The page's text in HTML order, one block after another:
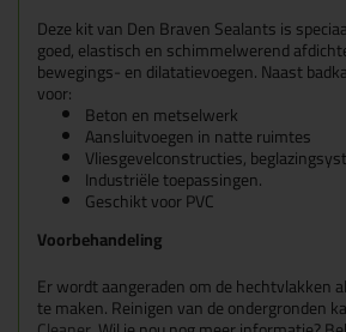
Deze kit van Den Braven Sealants is
goed, elastisch en schimmelwerend
bewegings- en dilatatievoegen. Naast
voor:
Beton en metselwerk
Aansluitvoegen in natte ruimtes
Vliesgevelconstructies,
Industriële toepassingen.
Geschikt voor PVC
Voorbehandeling
Er wordt aangeraden om de hechtvlakken
te maken. Reinigen van de ondergronden